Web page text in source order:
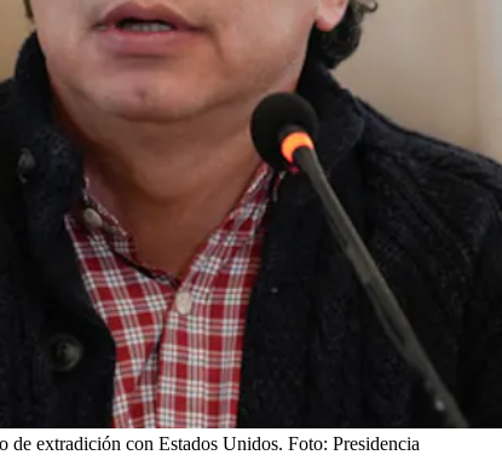
de extradición con Estados Unidos. Foto: Presidencia